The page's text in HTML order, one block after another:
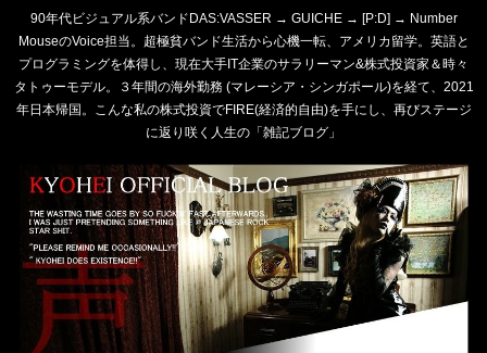
90年代ビジュアル系バンドDAS:VASSER → GUICHE → [P:D] → Number
MouseのVoice担当。超極貧バンド生活から心機一転、アメリカ留学。英語と
プログラミングを体得し、現在大手IT企業のサラリーマン&株式投資家＆時々
タトゥーモデル。３年間の海外勤務 (マレーシア・シンガポール)を経て、2021
年日本帰国。こんな私の株式投資でFIRE(経済的自由)を手にし、再びステージ
に返り咲く人生の「雑記ブログ」